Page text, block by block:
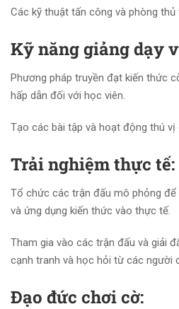
Các kỹ thuật tấn công và phòng thủ
Kỹ năng giảng dạy
Phương pháp truyền đạt kiến thức
hấp dẫn đối với học viên.
Tạo các bài tập và hoạt động thú
Trải nghiệm thực tế:
Tổ chức các trận đấu mô phỏng để
và ứng dụng kiến thức vào thực tế.
Tham gia vào các trận đấu và giải
cạnh tranh và học hỏi từ các người
Đạo đức chơi cờ: